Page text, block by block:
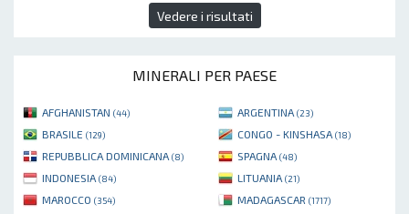
Vedere i risultati
MINERALI PER PAESE
AFGHANISTAN (44) ARGENTINA (23)
BRASILE (129) CONGO - KINSHASA (18)
REPUBBLICA DOMINICANA (8) SPAGNA (48)
INDONESIA (84) LITUANIA (21)
MAROCCO (354) MADAGASCAR (1717)